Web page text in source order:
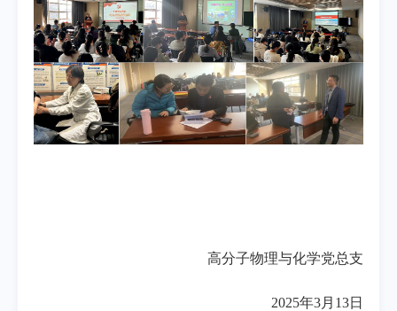
高分子物理与化学党总支
2025年3月13日